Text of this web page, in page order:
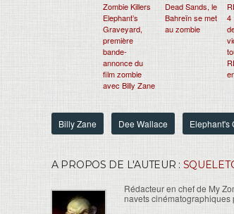
Zombie Killers
Elephant’s
Graveyard,
première
bande-
annonce du
film zombie
avec Billy Zane
Dead Sands, le
Bahreïn se met
au zombie
4
Billy Zane Dee Wallace Elephant's
A PROPOS DE L'AUTEUR :
Rédacteur en chef de My
navets cinématographiques